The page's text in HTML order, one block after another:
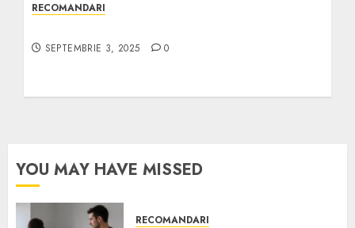
RECOMANDARI
SEPTEMBRIE 3, 2025 0
YOU MAY HAVE MISSED
RECOMANDARI